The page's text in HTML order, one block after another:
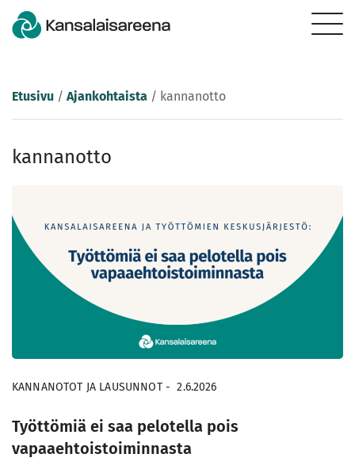
Etusivu / Ajankohtaista / kannanotto
kannanotto
KANNANOTOT JA LAUSUNNOT- 2.6.2026
Työttömiä ei saa pelotella pois
vapaaehtoistoiminnasta